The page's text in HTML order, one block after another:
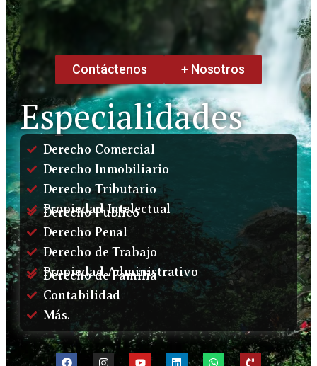
Contáctenos + Nosotros
Especialidades
Derecho Comercial
Derecho Inmobiliario
Derecho Tributario
Propiedad Intelectual
Derecho Publico
Derecho Penal
Derecho de Trabajo
Propiedad Administrativo
Derecho de Familia
Contabilidad
Más.